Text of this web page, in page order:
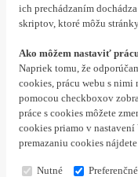
ich prechádzaním
skriptov, ktoré môžu
Ako môžem nastaviť
Napriek tomu, že
cookies, prácu webu s
pomocou checkboxov
práce s cookies môžete
cookies priamo v
premazaniu cookies
Nutné Preferenčné